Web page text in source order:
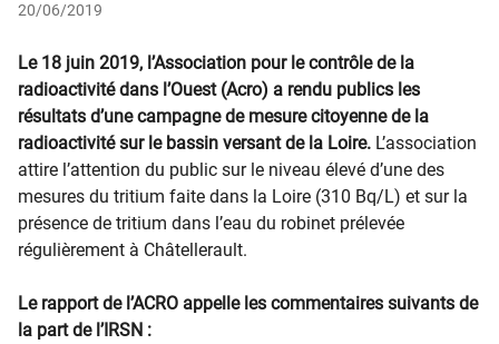
20/06/2019
Le 18 juin 2019, l’Association pour le contrôle de la
radioactivité dans l’Ouest (Acro) a rendu publics les
résultats d’une campagne de mesure citoyenne de la
radioactivité sur le bassin versant de la Loire. L’association
attire l’attention du public sur le niveau élevé d’une des
mesures du tritium faite dans la Loire (310 Bq/L) et sur la
présence de tritium dans l’eau du robinet prélevée
régulièrement à Châtellerault.
Le rapport de l’ACRO appelle les commentaires suivants de
la part de l’IRSN :